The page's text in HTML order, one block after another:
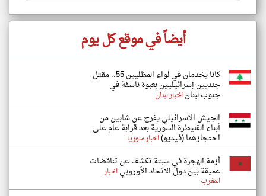
أيضاً في موقع كل يوم
كانا يخدمان في لواء المظليين 55.. مقتل
جنديين إسرائيليين بعبوة ناسفة في
جنوب لبناناخبار لبنان
الجيش الاسرائيلي يفرج عن شابين من
أبناء القنيطرة السورية بعد قرابة عام على
احتجازهما (فيديو)اخبار سوريا
أزمة الهجرة في سبتة تكشف عن تناقضات
عميقة بين دول الاتحاد الأوروبياخبار
المغرب